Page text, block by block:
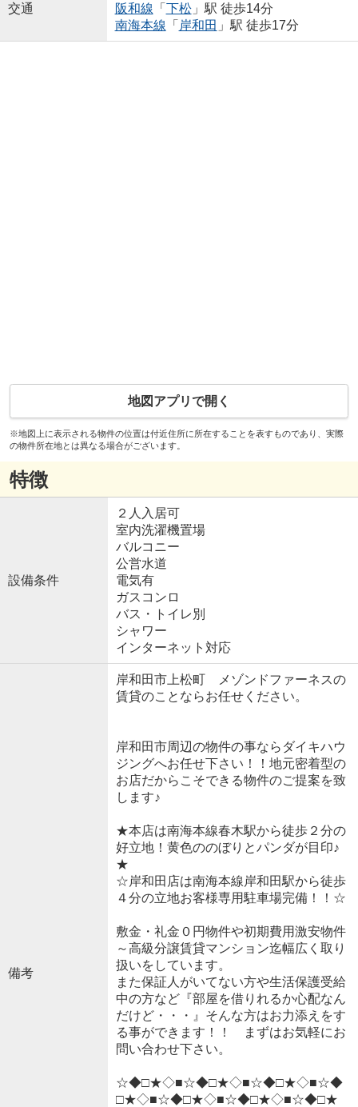
交通
阪和線 「 下松」駅 徒歩14分
南海本線 「 岸和田 」駅 徒歩17分
地図アプリで開く
※地図上に表示される物件の位置は付近住所に所在することを表すものであり、実際
の物件所在地とは異なる場合がございます。
特徴
設備条件
２人入居可
室内洗濯機置場
バルコニー
公営水道
電気有
ガスコンロ
バス・トイレ別
シャワー
インターネット対応
備考
岸和田市上松町 メゾンドファーネスの
賃貸のことならお任せください。
岸和田市周辺の物件の事ならダイキハウ
ジングへお任せ下さい！！地元密着型の
お店だからこそできる物件のご提案を致
します♪
★本店は南海本線春木駅から徒歩２分の
好立地！黄色ののぼりとパンダが目印♪
★
☆岸和田店は南海本線岸和田駅から徒歩
４分の立地お客様専用駐車場完備！！☆
敷金・礼金０円物件や初期費用激安物件
～高級分譲賃貸マンション迄幅広く取り
扱いをしています。
また保証人がいてない方や生活保護受給
中の方など『部屋を借りれるか心配なん
だけど・・・』そんな方はお力添えをす
る事ができます！！ まずはお気軽にお
問い合わせ下さい。
☆◆□★◇■☆◆□★◇■☆◆□★◇■☆◆
□★◇■☆◆□★◇■☆◆□★◇■☆◆□★